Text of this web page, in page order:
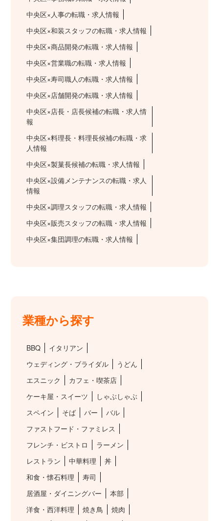
中央区×人事の転職・求人情報
中央区×和装スタッフの転職・求人情報
中央区×商品開発の転職・求人情報
中央区×営業職の転職・求人情報
中央区×寿司職人の転職・求人情報
中央区×店舗開発の転職・求人情報
中央区×店長・店長候補の転職・求人情
報
中央区×料理長・料理長候補の転職・求
人情報
中央区×製菓長候補の転職・求人情報
中央区×設備メンテナンスの転職・求人
情報
中央区×調理スタッフの転職・求人情報
中央区×販売スタッフの転職・求人情報
中央区×集団調理の転職・求人情報
業種から探す
BBQ
イタリアン
ウェディング・ブライダル
うどん
エスニック
カフェ・喫茶店
ケーキ屋・スイーツ
しゃぶしゃぶ
スペイン
そば バー
バル
ファストフード・ファミレス
フレンチ・ビストロ
ラーメン
レストラン
中華料理
丼
和食・懐石料理
寿司
居酒屋・ダイニングバー
本部
洋食・西洋料理
焼き鳥
焼肉